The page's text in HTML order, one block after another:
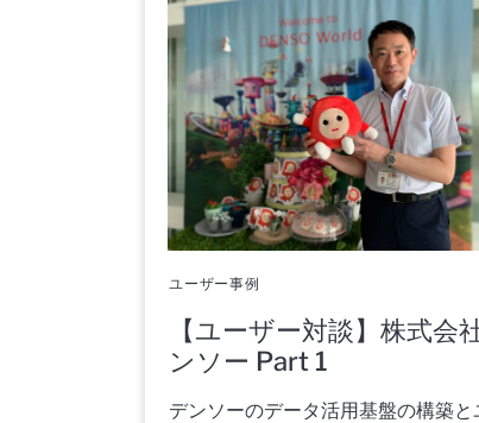
ユーザー事例
【ユーザー対談】株式会
ンソー Part 1
デンソーのデータ活用基盤の構築と